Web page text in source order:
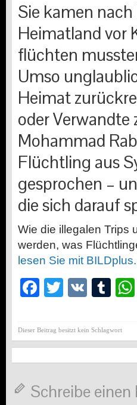
Sie kamen
Heimatland vor
flüchten
Umso
Heimat
oder Verwandte
Mohammad
Flüchtling aus
gesprochen –
die sich darauf
Wie die illegalen Trips
werden, was
lesen Sie mit BILDplus.
Facebook
Twitter
VK
Dieser Beitrag besitzt kein Schlagwort
Schreibe